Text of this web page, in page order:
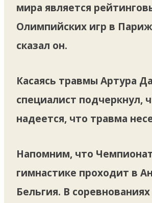
мира является
Олимпийских игр в
сказал он.
Касаясь травмы Артура
специалист подчеркнул,
надеется, что травма
Напомним, что
гимнастике проходит в
Бельгия. В